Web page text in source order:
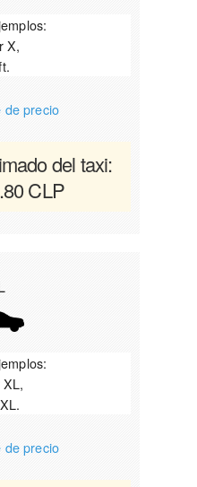
X,
precio
del taxi:
CLP
precio